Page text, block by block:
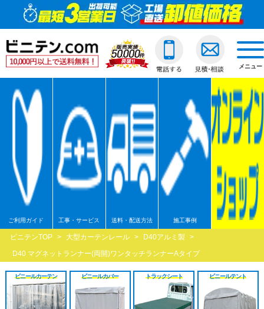
メニュー
ご利用ガイド 工事・サービス 送料・配送方法 施工事例
ビニテンTOP > 大型カーテンレール > D40アルミ製
>
D40 マグネットランナー(両開)ワンタッチランナーAタイプ
ビニールカーテン ビニールカバー トラックシート ビニールテント
ビニールカーテン 透明ビニールカーテン
糸入ビニールカーテン
ターポリンビニール
パワーシートビニー
ターポリンメッシュ
不燃ターポリンビニ
耐熱ビニールカーテン
溶接遮光ビニールカ
ジャバラビニールカーテン
透明ジャバラビニー
糸入りジャバラビニ
ターポリンジャバラ
コンビネーションジ
不燃ターポリンジャ
戻る
のれんカーテン式
のれんカーテン式ビ
のれんカーテン可動
戻る
ロールスクリーン
透明ロールスクリーン
透明糸入りロールス
ターポリンロールス
不燃ターポリンロー
透明電動ロールスク
糸入透明電動ロール
ターポリン電動ロー
不燃ターポリン電動
アコーディオンドア
透明アコーディオン
糸入アコーディオン
ターポリンアコーデ
不燃ターポリンアコ
戻る
ネットカーテン網
ネットカーテン/網
戻る
大型カーテンレール
D30スチール製
D30アルミ製
D30ステンレス製
D30隙間シートレール
D40スチール製
D40アルミ製
D40ステンレス製
D40隙間シートレール
ベンダーレール
間仕切ポールスリム
間仕切ポール押さえ
間仕切ポールHGタイ
間仕切ポールXGタイ
間仕切ポールネット用
戻る
カバー
透明ビニールカバー
糸入りビニールカバー
合繊帆布ビニールカ
パワーシートビニー
ターポリンビニール
オプション加工
戻る
透明ビニールシート
糸入りビニールシート
合繊帆布ビニールシ
パワーシートビニー
ターポリンビニール
オプション加工
戻る
原反カット販売
透明フィルム原反・
糸入フィルム原反・
ターポリン原反・カ
帯電防止ターポリン
ターポリンメッシュ
パワーシート原反・
不燃ターポリン原反
耐熱シート原反・カ
のれんカーテン可動
ご利用ガイド
他社との違い
ご注文の流れ
送料・配送方法
各種納期
返品・交換
お支払い方法
無料見積り
パートナー募集